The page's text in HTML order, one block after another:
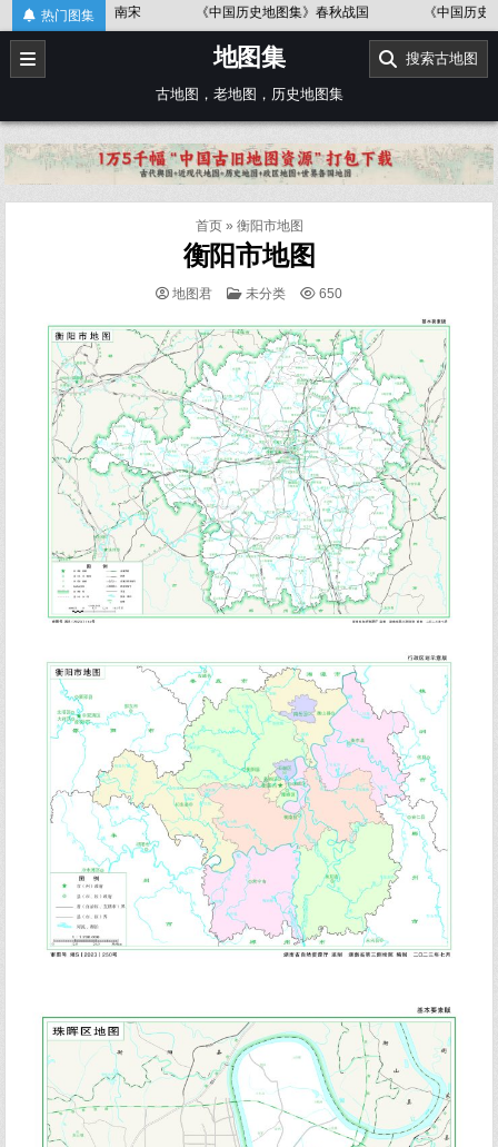
Skip
to
content
热门图集
历史地图集》辽、北宋 《中国历史地图集》东汉 《中国历史地
地图集
古地图，老地图，历史地图集
搜索古地图
首页» 衡阳市地图
衡阳市地图
地图君
POSTED
未分类 650